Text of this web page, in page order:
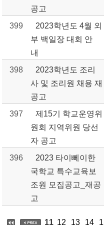
공고
399
2023학년도 4월 외
부 백일장 대회 안
내
398
2023학년도 조리
사 및 조리원 채용 재
공고
397
제15기 학교운영위
원회 지역위원 당선
자 공고
396
2023 타이뻬이한
국학교 특수교육보
조원 모집공고_재공
고
11 12 13 14